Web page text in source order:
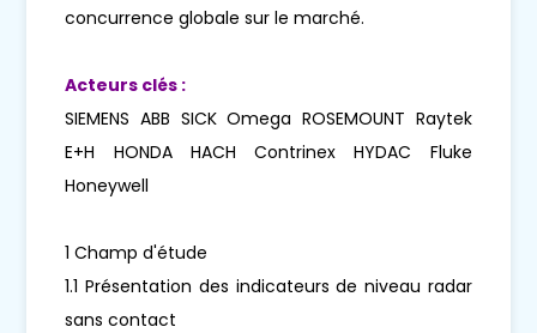
concurrence globale sur le marché.
Acteurs clés :
SIEMENS ABB SICK Omega ROSEMOUNT Raytek
E+H HONDA HACH Contrinex HYDAC Fluke
Honeywell
1 Champ d'étude
1.1 Présentation des indicateurs de niveau radar
sans contact